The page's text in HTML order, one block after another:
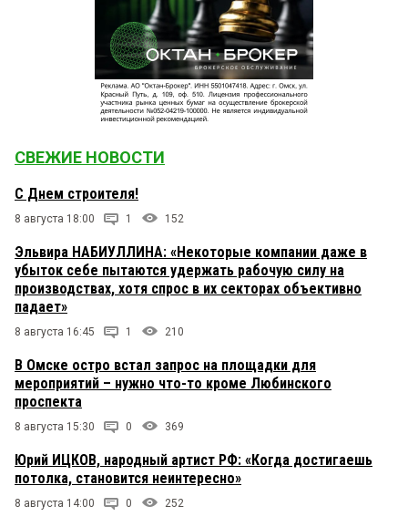
СВЕЖИЕ НОВОСТИ
С Днем строителя!
8 августа 18:00 1 152
Эльвира НАБИУЛЛИНА: «Некоторые компании даже в
убыток себе пытаются удержать рабочую силу на
производствах, хотя спрос в их секторах объективно
падает»
8 августа 16:45 1 210
В Омске остро встал запрос на площадки для
мероприятий – нужно что-то кроме Любинского
проспекта
8 августа 15:30 0 369
Юрий ИЦКОВ, народный артист РФ: «Когда достигаешь
потолка, становится неинтересно»
8 августа 14:00 0 252